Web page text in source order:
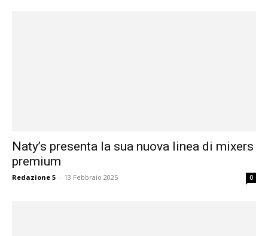
Naty’s presenta la sua nuova linea di mixers
premium
Redazione 5 - 13 Febbraio 2025 0